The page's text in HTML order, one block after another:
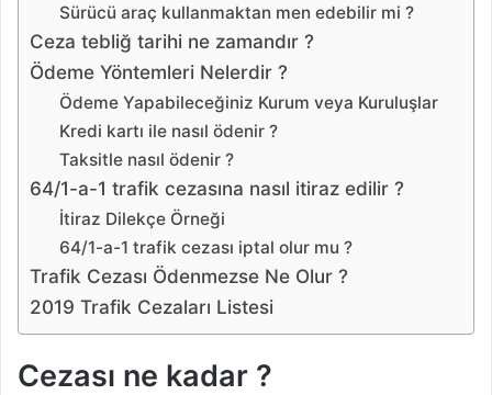
Sürücü araç kullanmaktan men edebilir mi ?
Ceza tebliğ tarihi ne zamandır ?
Ödeme Yöntemleri Nelerdir ?
Ödeme Yapabileceğiniz Kurum veya Kuruluşlar
Kredi kartı ile nasıl ödenir ?
Taksitle nasıl ödenir ?
64/1-a-1 trafik cezasına nasıl itiraz edilir ?
İtiraz Dilekçe Örneği
64/1-a-1 trafik cezası iptal olur mu ?
Trafik Cezası Ödenmezse Ne Olur ?
2019 Trafik Cezaları Listesi
Cezası ne kadar ?